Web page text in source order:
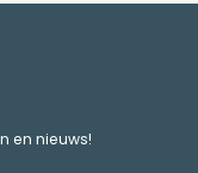
en nieuws!